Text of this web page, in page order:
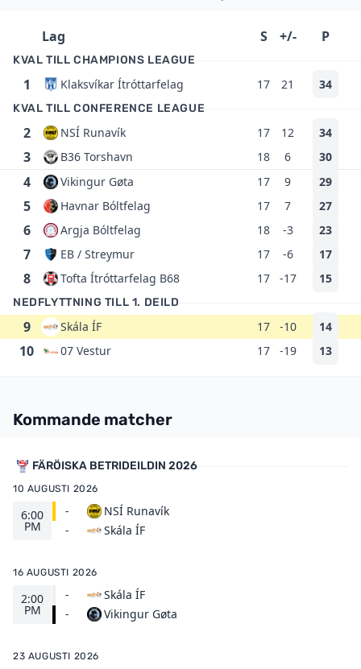
Lag S +/- P
KVAL TILL CHAMPIONS LEAGUE
1 Klaksvíkar Ítróttarfelag 17 21 34
KVAL TILL CONFERENCE LEAGUE
2 NSÍ Runavík 17 12 34
3 B36 Torshavn 18 6 30
4 Vikingur Gøta 17 9 29
5 Havnar Bóltfelag 17 7 27
6 Argja Bóltfelag 18 -3 23
7 EB / Streymur 17 -6 17
8 Tofta Ítróttarfelag B68 17 -17 15
NEDFLYTTNING TILL 1. DEILD
9 Skála ÍF 17 -10 14
10 07 Vestur 17 -19 13
Kommande matcher
FÄRÖISKA BETRIDEILDIN 2026
10 AUGUSTI 2026
6:00
PM
-
-
NSÍ Runavík
Skála ÍF
16 AUGUSTI 2026
2:00
PM
-
-
Skála ÍF
Vikingur Gøta
23 AUGUSTI 2026